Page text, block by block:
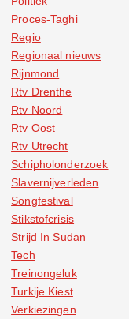
Proces-Taghi
Regio
Regionaal nieuws
Rijnmond
Rtv Drenthe
Rtv Noord
Rtv Oost
Rtv Utrecht
Schipholonderzoek
Slavernijverleden
Songfestival
Stikstofcrisis
Strijd In Sudan
Tech
Treinongeluk
Turkije Kiest
Verkiezingen